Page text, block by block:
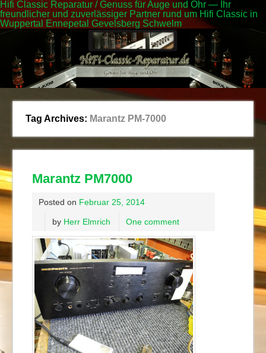
Hifi Classic Reparatur / Genuss für Auge und Ohr — Ihr
freundlicher und zuverlässiger Partner rund um Hifi Classic in
Wuppertal Ennepetal Gevelsberg Schwelm
Tag Archives: Marantz PM-7000
Marantz PM7000
Posted on Februar 25, 2014
by Herr Elmrich One comment